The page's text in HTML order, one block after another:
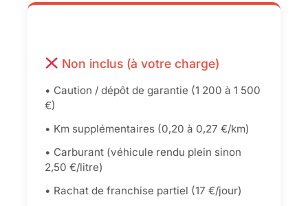
Non inclus (à votre charge)
• Caution / dépôt de garantie (1 200 à 1 500
€)
• Km supplémentaires (0,20 à 0,27 €/km)
• Carburant (véhicule rendu plein sinon
2,50 €/litre)
• Rachat de franchise partiel (17 €/jour)